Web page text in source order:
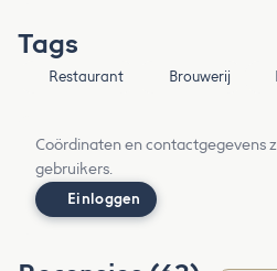
Tags
Restaurant Brouwerij
Coördinaten en contactgegevens
gebruikers.
Einloggen